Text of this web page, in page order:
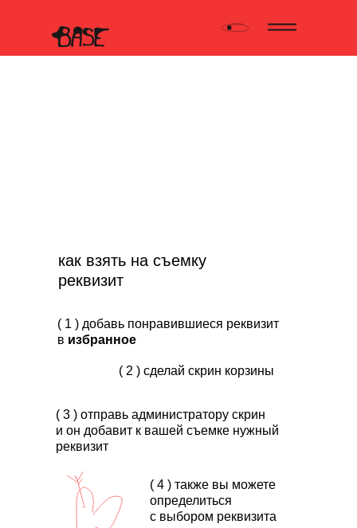
( 4 ) также вы можете
определиться
с выбором реквизита
( 3 ) отправь администратору скрин
и он добавит к вашей съемке нужный
реквизит
( 2 ) сделай скрин корзины
( 1 ) добавь понравившиеся реквизит
в избранное
как взять на съемку
реквизит